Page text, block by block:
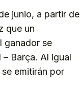
junio, a partir de
que un
ganador se
Barça. Al igual
emitirán por